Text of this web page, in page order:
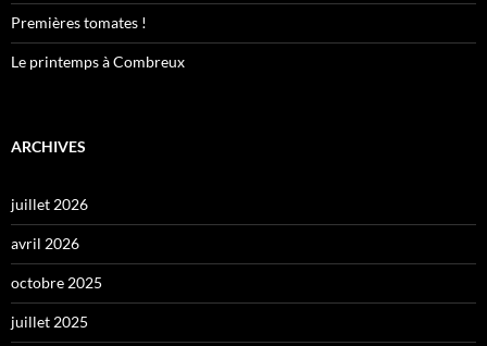
Premières tomates !
Le printemps à Combreux
ARCHIVES
juillet 2026
avril 2026
octobre 2025
juillet 2025